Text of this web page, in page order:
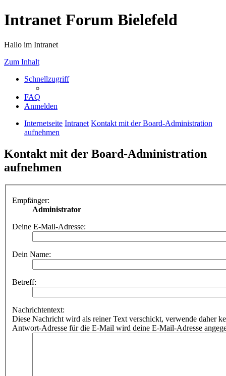
Intranet Forum Bielefeld
Hallo im Intranet
Zum Inhalt
Schnellzugriff
FAQ
Anmelden
Internetseite Intranet Kontakt mit der Board-Administration
aufnehmen
Kontakt mit der Board-Administration
aufnehmen
Empfänger:
Administrator
Deine E-Mail-Adresse:
Dein Name:
Betreff:
Nachrichtentext:
Diese Nachricht wird als reiner Text verschickt, verwende daher
Antwort-Adresse für die E-Mail wird deine E-Mail-Adresse